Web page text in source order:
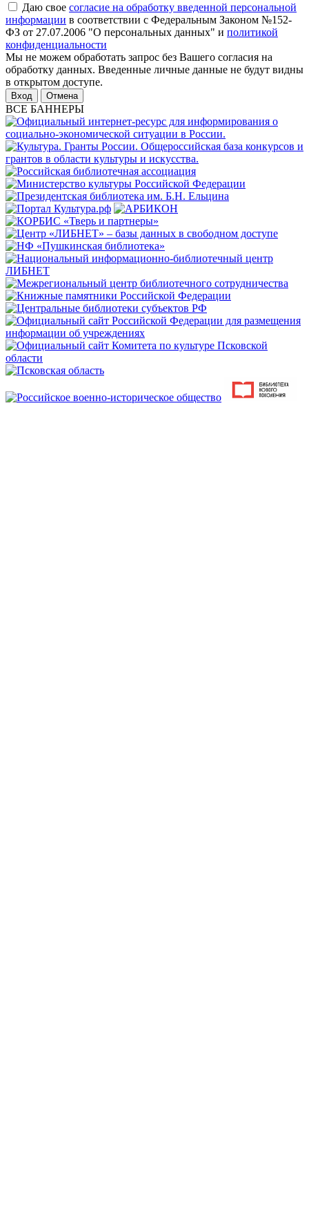
Даю свое согласие на обработку введенной персональной
информации в соответствии с Федеральным Законом №152-
ФЗ от 27.07.2006 "О персональных данных" и политикой
конфиденциальности
Мы не можем обработать запрос без Вашего согласия на
обработку данных. Введенные личные данные не будут видны
в открытом доступе.
Отмена
ВСЕ БАННЕРЫ